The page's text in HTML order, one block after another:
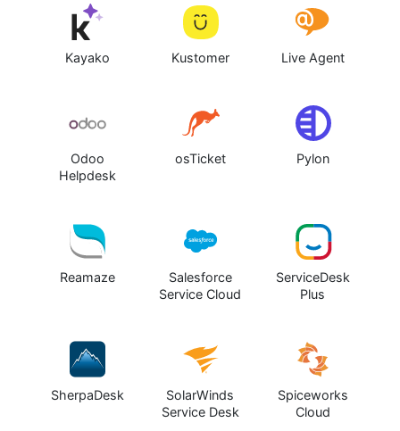
Kayako Kustomer Live Agent
Odoo
Helpdesk
osTicket Pylon
Reamaze
Salesforce
Service Cloud
ServiceDesk
Plus
SherpaDesk
SolarWinds
Service Desk
Spiceworks
Cloud